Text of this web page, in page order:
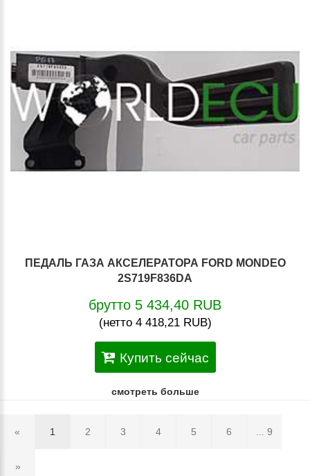
ПЕДАЛЬ ГАЗА АКСЕЛЕРАТОРА FORD MONDEO
2S719F836DA
брутто 5 434,40 RUB
(нетто 4 418,21 RUB)
Купить сейчас
смотреть больше
« 1 2 3 4 5 6 ... 9
»